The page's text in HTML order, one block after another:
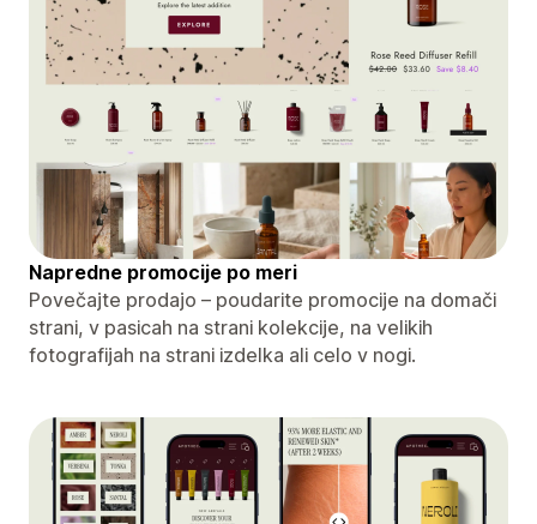
Napredne promocije po meri
Povečajte prodajo – poudarite promocije na domači
strani, v pasicah na strani kolekcije, na velikih
fotografijah na strani izdelka ali celo v nogi.